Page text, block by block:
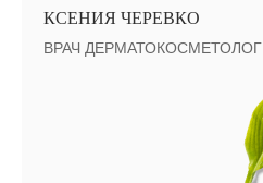
КСЕНИЯ ЧЕРЕВКО
ВРАЧ ДЕРМАТОКОСМЕТОЛОГ